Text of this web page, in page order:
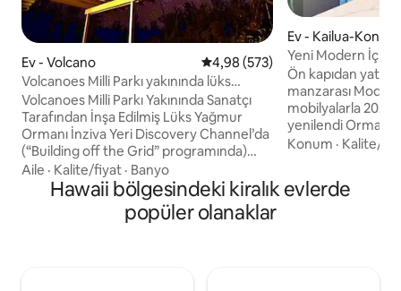
Ev - Volcano 5 üzerinden ortalama 4,98
4,98 (573)
Volcanoes Milli Parkı yakınında lüks
yağmur ormanı inzivası
Volcanoes Milli Parkı Yakınında Sanatçı
Tarafından İnşa Edilmiş Lüks Yağmur
Ormanı İnziva Yeri Discovery Channel’da
(“Building off the Grid” programında)
tanıtılan, bir sanatçının tasarladığı bu
yağmur ormanı inziva yeri, Hawaii
Volcanoes Milli Parkı yakınında yer alıyor
ve sürdürülebilir yaşamı ada tarzı lüksle
Aile · Kalite/fiyat · Banyo
Ev - Kailua-Kona
Yeni Modern İç
Ön kapıdan yatak
manzarası
mobilyalarla 2024
yenilendi Orman
bakan 12.000
dahil olmak üzere
Konum · Kalite/
Hawaii bölgesindeki kiralık evlerde
popüler olanaklar